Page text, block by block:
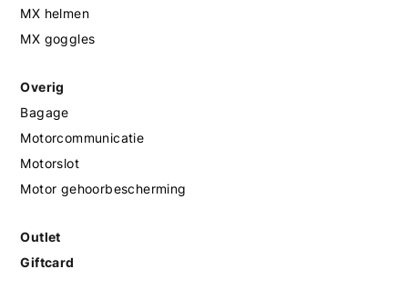
MX helmen
MX goggles
Overig
Bagage
Motorcommunicatie
Motorslot
Motor gehoorbescherming
Outlet
Giftcard